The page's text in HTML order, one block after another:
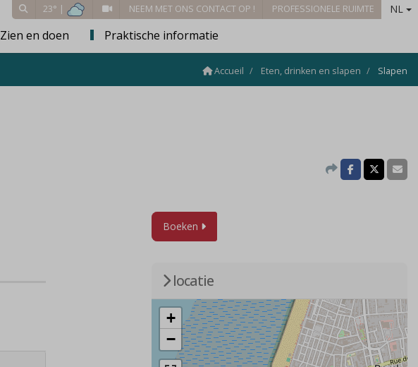
23° | NEEM MET ONS CONTACT OP ! PROFESSIONELE RUIMTE NL
Zien en doen Praktische informatie
Accueil Eten, drinken en slapen Slapen
Boeken
locatie
+
−